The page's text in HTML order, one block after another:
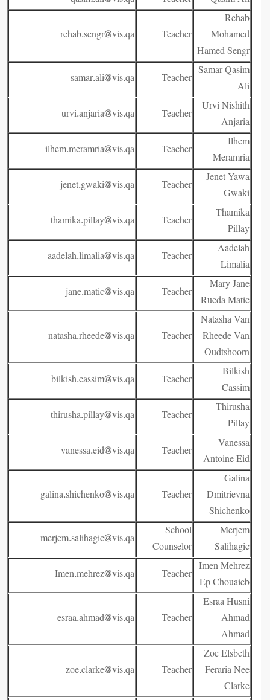
Rehab
Mohamed
Hamed Sengr
Teacher
rehab.sengr@vis.qa
Samar Qasim
Ali
Teacher
samar.ali@vis.qa
Urvi Nishith
Anjaria
Teacher
urvi.anjaria@vis.qa
Ilhem
Meramria
Teacher
ilhem.meramria@vis.qa
Jenet Yawa
Gwaki
Teacher
jenet.gwaki@vis.qa
Thamika
Pillay
Teacher
thamika.pillay@vis.qa
Aadelah
Limalia
Teacher
aadelah.limalia@vis.qa
Mary Jane
Rueda Matic
Teacher
jane.matic@vis.qa
Natasha Van
Rheede Van
Oudtshoorn
Teacher
natasha.rheede@vis.qa
Bilkish
Cassim
Teacher
bilkish.cassim@vis.qa
Thirusha
Pillay
Teacher
thirusha.pillay@vis.qa
Vanessa
Antoine Eid
Teacher
vanessa.eid@vis.qa
Galina
Dmitrievna
Shichenko
Teacher
galina.shichenko@vis.qa
Merjem
Salihagic
School
Counselor
merjem.salihagic@vis.qa
Imen Mehrez
Ep Chouaieb
Teacher
Imen.mehrez@vis.qa
Esraa Husni
Ahmad
Ahmad
Teacher
esraa.ahmad@vis.qa
Zoe Elsbeth
Feraria Nee
Clarke
Teacher
zoe.clarke@vis.qa